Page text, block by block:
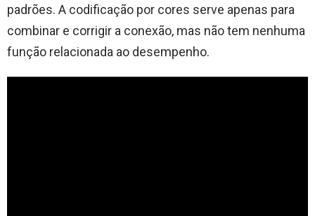
padrões. A codificação por cores serve apenas para
combinar e corrigir a conexão, mas não tem nenhuma
função relacionada ao desempenho.